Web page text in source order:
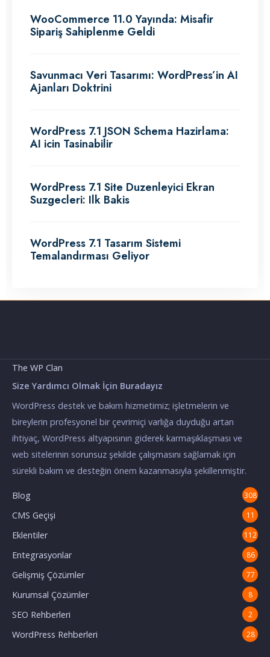
WooCommerce 11.0 Yayında: Misafir
Sipariş Sahiplenme Geldi
Savunmacı Veri Tasarımı: WordPress’in AI
Ajanları Doktrini
WordPress 7.1 JSON Schema Hazirlama:
AI icin Tasinabilir
WordPress 7.1 Site Duzenleyici Ekran
Suzgecleri: Ilk Bakis
WordPress 7.1 Tasarım Sistemi
Temalandırması Geliyor
The WP Clan
Size Yardımcı Olmak İçin Buradayız
WordPress destek ve bakım hizmetimiz; işletmelerin ve
bireylerin profesyonel bir çevrimiçi varlığa duyduğu artan
ihtiyaç, WordPress altyapısının giderek karmaşıklaşması ve
web sitelerinin sorunsuz şekilde çalışmasını sağlamak için
sürekli bakım ve desteğin önem kazanmasıyla şekillenmiştir.
Blog 308
CMS Geçişi 11
Eklentiler 112
Entegrasyonlar 86
Gelişmiş Çözümler 77
Kurumsal Çözümler 8
SEO Rehberleri 2
WordPress Rehberleri 28